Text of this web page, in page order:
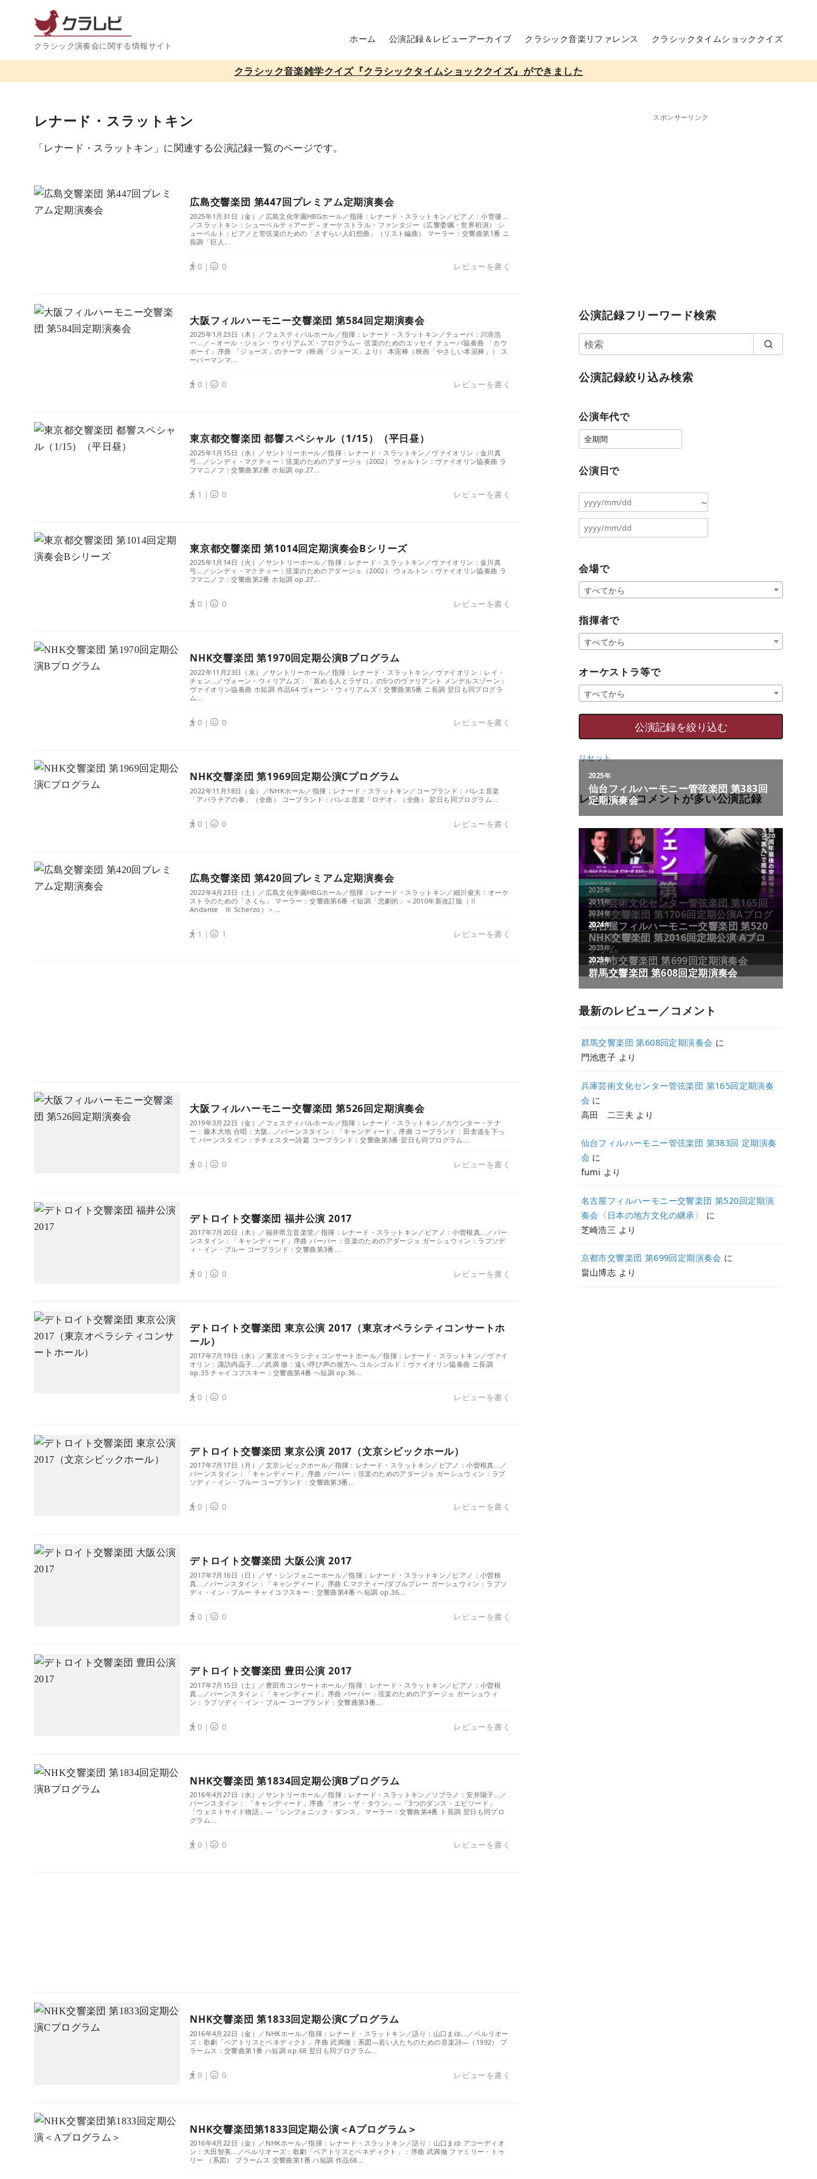
クラシック演奏会に関する情報サイト
ホーム 公演記録＆レビューアーカイブ クラシック音楽リファレンス クラシックタイムショッククイズ
クラシック音楽雑学クイズ『クラシックタイムショッククイズ』ができました
レナード・スラットキン
「レナード・スラットキン」に関連する公演記録一覧のページです。
広島交響楽団 第447回プレミアム定期演奏会
2025年1月31日（金）／広島文化学園HBGホール／指揮：レナード・スラットキン／ピアノ：小菅優...
／スラットキン：シューベルティアーデ – オーケストラル・ファンタジー（広響委嘱・世界初演） シ
ューベルト：ピアノと管弦楽のための「さすらい人幻想曲」（リスト編曲） マーラー：交響曲第1番 ニ
長調「巨人...
0｜ 0 レビューを書く
大阪フィルハーモニー交響楽団 第584回定期演奏会
2025年1月23日（木）／フェスティバルホール／指揮：レナード・スラットキン／テューバ：川浪浩
一...／～オール・ジョン・ウィリアムズ・プログラム～ 弦楽のためのエッセイ テューバ協奏曲 「カウ
ボーイ」序曲 「ジョーズ」のテーマ（映画「ジョーズ」より） 本泥棒（映画「やさしい本泥棒」） ス
ーパーマンマ...
0｜ 0 レビューを書く
東京都交響楽団 都響スペシャル（1/15）（平日昼）
2025年1月15日（水）／サントリーホール／指揮：レナード・スラットキン／ヴァイオリン：金川真
弓...／シンディ・マクティー：弦楽のためのアダージョ（2002） ウォルトン：ヴァイオリン協奏曲 ラ
フマニノフ：交響曲第2番 ホ短調 op.27...
1｜ 0 レビューを書く
東京都交響楽団 第1014回定期演奏会Bシリーズ
2025年1月14日（火）／サントリーホール／指揮：レナード・スラットキン／ヴァイオリン：金川真
弓...／シンディ・マクティー：弦楽のためのアダージョ（2002） ウォルトン：ヴァイオリン協奏曲 ラ
フマニノフ：交響曲第2番 ホ短調 op.27...
0｜ 0 レビューを書く
NHK交響楽団 第1970回定期公演Bプログラム
2022年11月23日（水）／サントリーホール／指揮：レナード・スラットキン／ヴァイオリン：レイ・
チェン...／ヴォーン・ウィリアムズ：「富める人とラザロ」の5つのヴァリアント メンデルスゾーン：
ヴァイオリン協奏曲 ホ短調 作品64 ヴォーン・ウィリアムズ：交響曲第5番 ニ長調 翌日も同プログラ
ム...
0｜ 0 レビューを書く
NHK交響楽団 第1969回定期公演Cプログラム
2022年11月18日（金）／NHKホール／指揮：レナード・スラットキン／コープランド：バレエ音楽
「アパラチアの春」（全曲） コープランド：バレエ音楽「ロデオ」（全曲） 翌日も同プログラム...
0｜ 0 レビューを書く
広島交響楽団 第420回プレミアム定期演奏会
2022年4月23日（土）／広島文化学園HBGホール／指揮：レナード・スラットキン／細川俊夫：オーケ
ストラのための「さくら」 マーラー：交響曲第6番 イ短調「悲劇的」＜2010年新改訂版（Ⅱ
Andante Ⅲ Scherzo）＞...
1｜ 1 レビューを書く
大阪フィルハーモニー交響楽団 第526回定期演奏会
2019年3月22日（金）／フェスティバルホール／指揮：レナード・スラットキン／カウンター・テナ
ー：藤木大地 合唱：大阪...／バーンスタイン：「キャンディード」序曲 コープランド：田舎道を下っ
て バーンスタイン：チチェスター詩篇 コープランド：交響曲第3番 翌日も同プログラム...
0｜ 0 レビューを書く
デトロイト交響楽団 福井公演 2017
2017年7月20日（木）／福井県立音楽堂／指揮：レナード・スラットキン／ピアノ：小曽根真...／バー
ンスタイン：「キャンディード」序曲 バーバー：弦楽のためのアダージョ ガーシュウィン：ラプソデ
ィ・イン・ブルー コープランド：交響曲第3番...
0｜ 0 レビューを書く
デトロイト交響楽団 東京公演 2017（東京オペラシティコンサートホ
ール）
2017年7月19日（水）／東京オペラシティコンサートホール／指揮：レナード・スラットキン／ヴァイ
オリン：諏訪内晶子...／武満 徹：遠い呼び声の彼方へ コルンゴルド：ヴァイオリン協奏曲 ニ長調
op.35 チャイコフスキー：交響曲第4番 ヘ短調 op.36...
0｜ 0 レビューを書く
デトロイト交響楽団 東京公演 2017（文京シビックホール）
2017年7月17日（月）／文京シビックホール／指揮：レナード・スラットキン／ピアノ：小曽根真...／
バーンスタイン：「キャンディード」序曲 バーバー：弦楽のためのアダージョ ガーシュウィン：ラプ
ソディ・イン・ブルー コープランド：交響曲第3番...
0｜ 0 レビューを書く
デトロイト交響楽団 大阪公演 2017
2017年7月16日（日）／ザ・シンフォニーホール／指揮：レナード・スラットキン／ピアノ：小曽根
真...／バーンスタイン：「キャンディード」序曲 C.マクティー/ダブルプレー ガーシュウィン：ラプソ
ディ・イン・ブルー チャイコフスキー：交響曲第4番 ヘ短調 op.36...
0｜ 0 レビューを書く
デトロイト交響楽団 豊田公演 2017
2017年7月15日（土）／豊田市コンサートホール／指揮：レナード・スラットキン／ピアノ：小曽根
真...／バーンスタイン：「キャンディード」序曲 バーバー：弦楽のためのアダージョ ガーシュウィ
ン：ラプソディ・イン・ブルー コープランド：交響曲第3番...
0｜ 0 レビューを書く
NHK交響楽団 第1834回定期公演Bプログラム
2016年4月27日（水）／サントリーホール／指揮：レナード・スラットキン／ソプラノ：安井陽子...／
バーンスタイン： 「キャンディード」序曲 「オン・ザ・タウン」―「3つのダンス・エピソード」
「ウェストサイド物語」―「シンフォニック・ダンス」 マーラー：交響曲第4番 ト長調 翌日も同プロ
グラム...
0｜ 0 レビューを書く
NHK交響楽団 第1833回定期公演Cプログラム
2016年4月22日（金）／NHKホール／指揮：レナード・スラットキン／語り：山口まゆ...／ベルリオー
ズ：歌劇「ベアトリスとベネディクト」序曲 武満徹：系図―若い人たちのための音楽詩―（1992） ブ
ラームス：交響曲第1番 ハ短調 op.68 翌日も同プログラム...
0｜ 0 レビューを書く
NHK交響楽団第1833回定期公演＜Aプログラム＞
2016年4月22日（金）／NHKホール／指揮：レナード・スラットキン／語り：山口まゆ アコーディオ
ン：大田智美...／ベルリオーズ：歌劇「ベアトリスとベネディクト」：序曲 武満徹 ファミリー・トゥ
リー （系図） ブラームス 交響曲第1番 ハ短調 作品68...
スポンサーリンク
公演記録フリーワード検索
公演記録絞り込み検索
公演年代で
公演日で
～
会場で
すべてから
指揮者で
すべてから
オーケストラ等で
すべてから
リセット
レビュー／コメントが多い公演記録
最新のレビュー／コメント
群馬交響楽団 第608回定期演奏会 に
門池恵子 より
兵庫芸術文化センター管弦楽団 第165回定期演奏
会 に
高田 二三夫 より
仙台フィルハーモニー管弦楽団 第383回 定期演奏
会 に
fumi より
名古屋フィルハーモニー交響楽団 第520回定期演
奏会〈日本の地方文化の継承〉
に
芝崎浩三 より
京都市交響楽団 第699回定期演奏会 に
畠山博志 より